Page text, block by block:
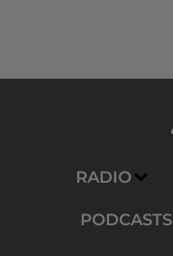
RADIO
PODCASTS